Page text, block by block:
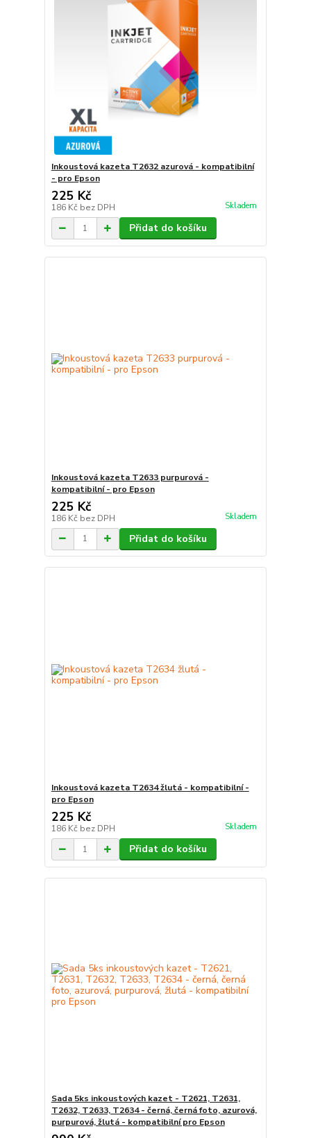
Inkoustová kazeta T2632 azurová - kompatibilní
- pro Epson
225 Kč
186 Kč bez DPH Skladem
Přidat do košíku
Inkoustová kazeta T2633 purpurová -
kompatibilní - pro Epson
225 Kč
186 Kč bez DPH Skladem
Přidat do košíku
Inkoustová kazeta T2634 žlutá - kompatibilní -
pro Epson
225 Kč
186 Kč bez DPH Skladem
Přidat do košíku
Sada 5ks inkoustových kazet - T2621, T2631,
T2632, T2633, T2634 - černá, černá foto, azurová,
purpurová, žlutá - kompatibilní pro Epson